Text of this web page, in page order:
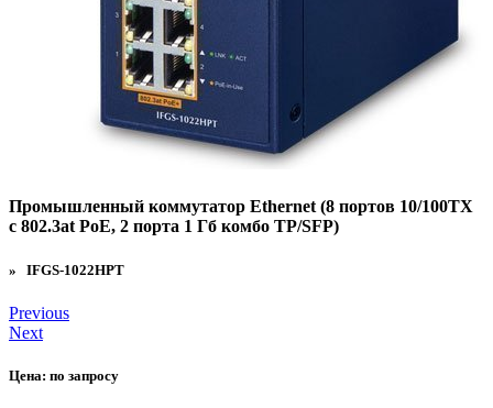
Промышленный коммутатор Ethernet (8 портов 10/100TX
с 802.3at PoE, 2 порта 1 Гб комбо TP/SFP)
» IFGS-1022HPT
Previous
Next
Цена: по запросу